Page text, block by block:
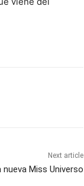
Next article
Miss Universo